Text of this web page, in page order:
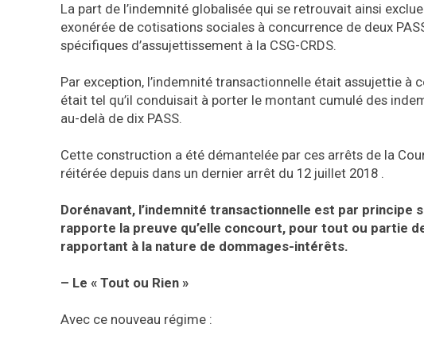
La part de l’indemnité globalisée qui se retrouvait ainsi
exonérée de cotisations sociales à concurrence de deux
spécifiques d’assujettissement à la CSG-CRDS.
Par exception, l’indemnité transactionnelle était assujettie
était tel qu’il conduisait à porter le montant cumulé des
au-delà de dix PASS.
Cette construction a été démantelée par ces arrêts de la
réitérée depuis dans un dernier arrêt du 12 juillet 2018 .
Dorénavant, l’indemnité transactionnelle est par principe
rapporte la preuve qu’elle concourt, pour tout ou partie
rapportant à la nature de dommages-intérêts.
– Le « Tout ou Rien »
Avec ce nouveau régime :